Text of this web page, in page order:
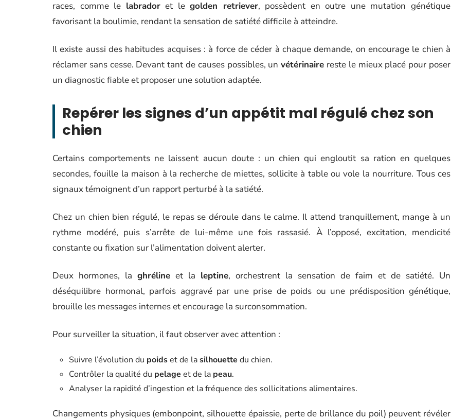
races, comme le labradoret legolden retriever, possèdent en outre une mutation génétique
favorisant la boulimie, rendant la sensation de satiété difficile à atteindre.
Il existe aussi des habitudes acquises : à force de céder à chaque demande, on encourage le chien à
réclamer sans cesse. Devant tant de causes possibles, unvétérinaire reste le mieux placé pour poser
un diagnostic fiable et proposer une solution adaptée.
Repérer les signes d’un appétit mal régulé chez son
chien
Certains comportements ne laissent aucun doute : un chien qui engloutit sa ration en quelques
secondes, fouille la maison à la recherche de miettes, sollicite à table ou vole la nourriture. Tous ces
signaux témoignent d’un rapport perturbé à la satiété.
Chez un chien bien régulé, le repas se déroule dans le calme. Il attend tranquillement, mange à un
rythme modéré, puis s’arrête de lui-même une fois rassasié. À l’opposé, excitation, mendicité
constante ou fixation sur l’alimentation doivent alerter.
Deux hormones, la ghréline et la leptine, orchestrent la sensation de faim et de satiété. Un
déséquilibre hormonal, parfois aggravé par une prise de poids ou une prédisposition génétique,
brouille les messages internes et encourage la surconsommation.
Pour surveiller la situation, il faut observer avec attention :
Suivre l’évolution du poidset de lasilhouette du chien.
Contrôler la qualité du pelage et de la peau.
Analyser la rapidité d’ingestion et la fréquence des sollicitations alimentaires.
Changements physiques (embonpoint, silhouette épaissie, perte de brillance du poil) peuvent révéler